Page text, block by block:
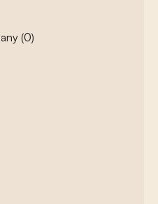
(0)